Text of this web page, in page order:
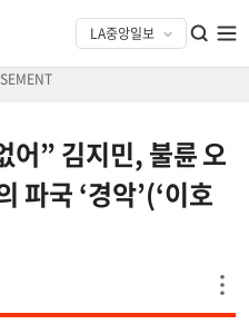
어” 김지민, 불륜 오
파국 ‘경악’(‘이호